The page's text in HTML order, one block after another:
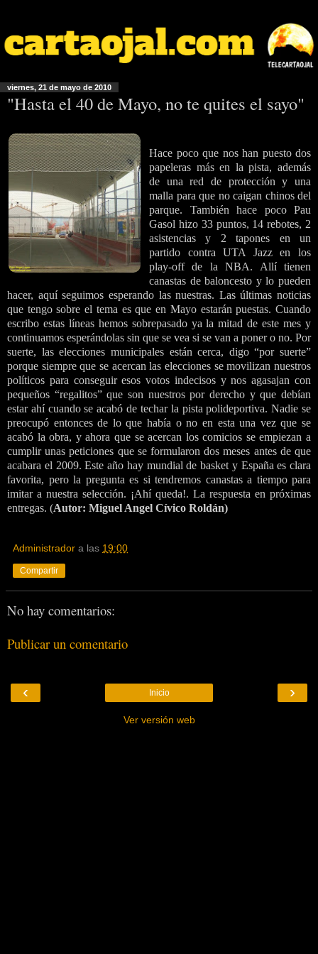
viernes, 21 de mayo de 2010
"Hasta el 40 de Mayo, no te quites el sayo"
Hace poco que nos han puesto dos
papeleras más en la pista, además
de una red de protección y una
malla para que no caigan chinos del
parque. También hace poco Pau
Gasol hizo 33 puntos, 14 rebotes, 2
asistencias y 2 tapones en un
partido contra UTA Jazz en los
play-off de la NBA. Allí tienen
canastas de baloncesto y lo pueden
hacer, aquí seguimos esperando las nuestras. Las últimas noticias
que tengo sobre el tema es que en Mayo estarán puestas. Cuando
escribo estas líneas hemos sobrepasado ya la mitad de este mes y
continuamos esperándolas sin que se vea si se van a poner o no. Por
suerte, las elecciones municipales están cerca, digo “por suerte”
porque siempre que se acercan las elecciones se movilizan nuestros
políticos para conseguir esos votos indecisos y nos agasajan con
pequeños “regalitos” que son nuestros por derecho y que debían
estar ahí cuando se acabó de techar la pista polideportiva. Nadie se
preocupó entonces de lo que había o no en esta una vez que se
acabó la obra, y ahora que se acercan los comicios se empiezan a
cumplir unas peticiones que se formularon dos meses antes de que
acabara el 2009. Este año hay mundial de basket y España es clara
favorita, pero la pregunta es si tendremos canastas a tiempo para
imitar a nuestra selección. ¡Ahí queda!. La respuesta en próximas
entregas. (Autor: Miguel Angel Cívico Roldán)
Administrador a las 19:00
Compartir
No hay comentarios:
Publicar un comentario
‹ ›
Inicio
Ver versión web